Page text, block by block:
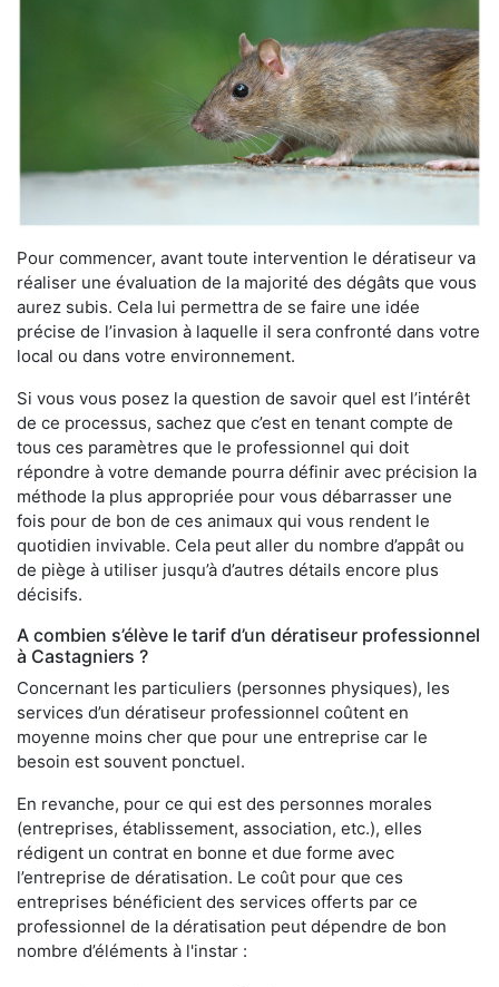
Pour commencer, avant toute intervention le dératiseur va
réaliser une évaluation de la majorité des dégâts que vous
aurez subis. Cela lui permettra de se faire une idée
précise de l’invasion à laquelle il sera confronté dans votre
local ou dans votre environnement.
Si vous vous posez la question de savoir quel est l’intérêt
de ce processus, sachez que c’est en tenant compte de
tous ces paramètres que le professionnel qui doit
répondre à votre demande pourra définir avec précision la
méthode la plus appropriée pour vous débarrasser une
fois pour de bon de ces animaux qui vous rendent le
quotidien invivable. Cela peut aller du nombre d’appât ou
de piège à utiliser jusqu’à d’autres détails encore plus
décisifs.
A combien s’élève le tarif d’un dératiseur professionnel
à Castagniers ?
Concernant les particuliers (personnes physiques), les
services d’un dératiseur professionnel coûtent en
moyenne moins cher que pour une entreprise car le
besoin est souvent ponctuel.
En revanche, pour ce qui est des personnes morales
(entreprises, établissement, association, etc.), elles
rédigent un contrat en bonne et due forme avec
l’entreprise de dératisation. Le coût pour que ces
entreprises bénéficient des services offerts par ce
professionnel de la dératisation peut dépendre de bon
nombre d’éléments à l'instar :